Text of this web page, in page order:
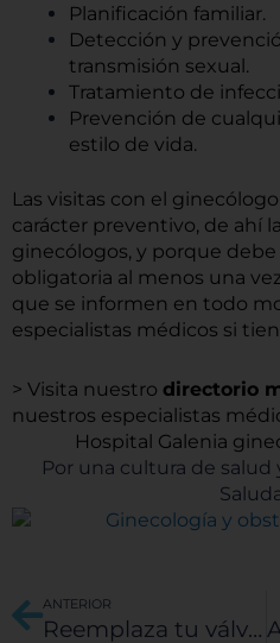
Planificación familiar.
Detección y
transmisión sexual.
Tratamiento de
Prevención de
estilo de vida.
Las visitas con el
carácter preventivo, de ahí
ginecólogos, y porque
obligatoria al menos una
que se informen en todo
especialistas médicos si
> Visita nuestro directorio
nuestros especialistas
Hospital Galenia
Por una cultura de
AntANTERIOR
Reemplaza tu válvula cardíaca en México